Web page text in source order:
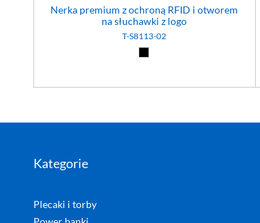
Nerka premium z ochroną RFID i otworem
na słuchawki z logo
T-S8113-02
Czarny (02)
Kategorie
Plecaki i torby